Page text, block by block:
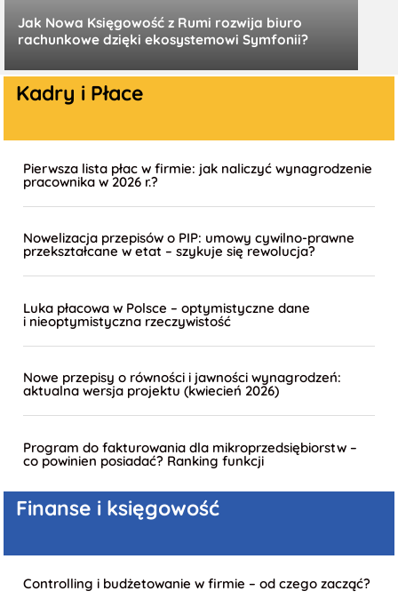
Jak Nowa Księgowość z Rumi rozwija biuro
rachunkowe dzięki ekosystemowi Symfonii?
Kadry i Płace
Pierwsza lista płac w firmie: jak naliczyć wynagrodzenie
pracownika w 2026 r.?
Nowelizacja przepisów o PIP: umowy cywilno-prawne
przekształcane w etat – szykuje się rewolucja?
Luka płacowa w Polsce – optymistyczne dane
i nieoptymistyczna rzeczywistość
Nowe przepisy o równości i jawności wynagrodzeń:
aktualna wersja projektu (kwiecień 2026)
Program do fakturowania dla mikroprzedsiębiorstw –
co powinien posiadać? Ranking funkcji
Finanse i księgowość
Controlling i budżetowanie w firmie – od czego zacząć?